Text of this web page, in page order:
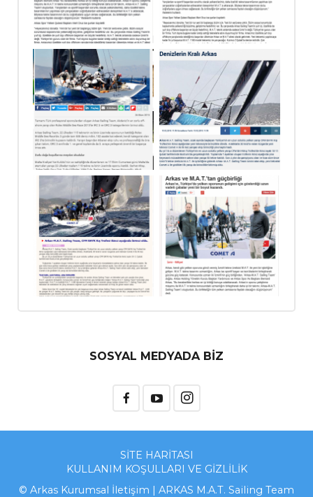
SOSYAL MEDYADA BİZ
SİTE HARİTASI
KULLANIM KOŞULLARI VE GİZLİLİK
© Arkas Kurumsal İletişim | ARKAS M.A.T. Sailing Team